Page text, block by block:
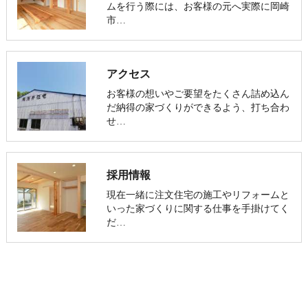
ムを行う際には、お客様の元へ実際に岡崎
市…
アクセス
お客様の想いやご要望をたくさん詰め込ん
だ納得の家づくりができるよう、打ち合わ
せ…
採用情報
現在一緒に注文住宅の施工やリフォームと
いった家づくりに関する仕事を手掛けてく
だ…